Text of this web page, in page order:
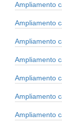
Ampliamento
Ampliamento
Ampliamento
Ampliamento
Ampliamento
Ampliamento
Ampliamento